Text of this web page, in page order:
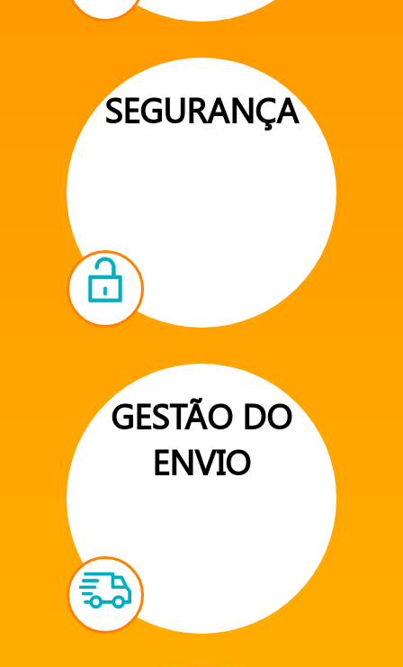
SEGURANÇA
GESTÃO DO
ENVIO